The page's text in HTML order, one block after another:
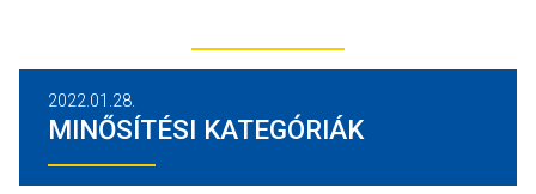
2022.01.28.
MINŐSÍTÉSI KATEGÓRIÁK